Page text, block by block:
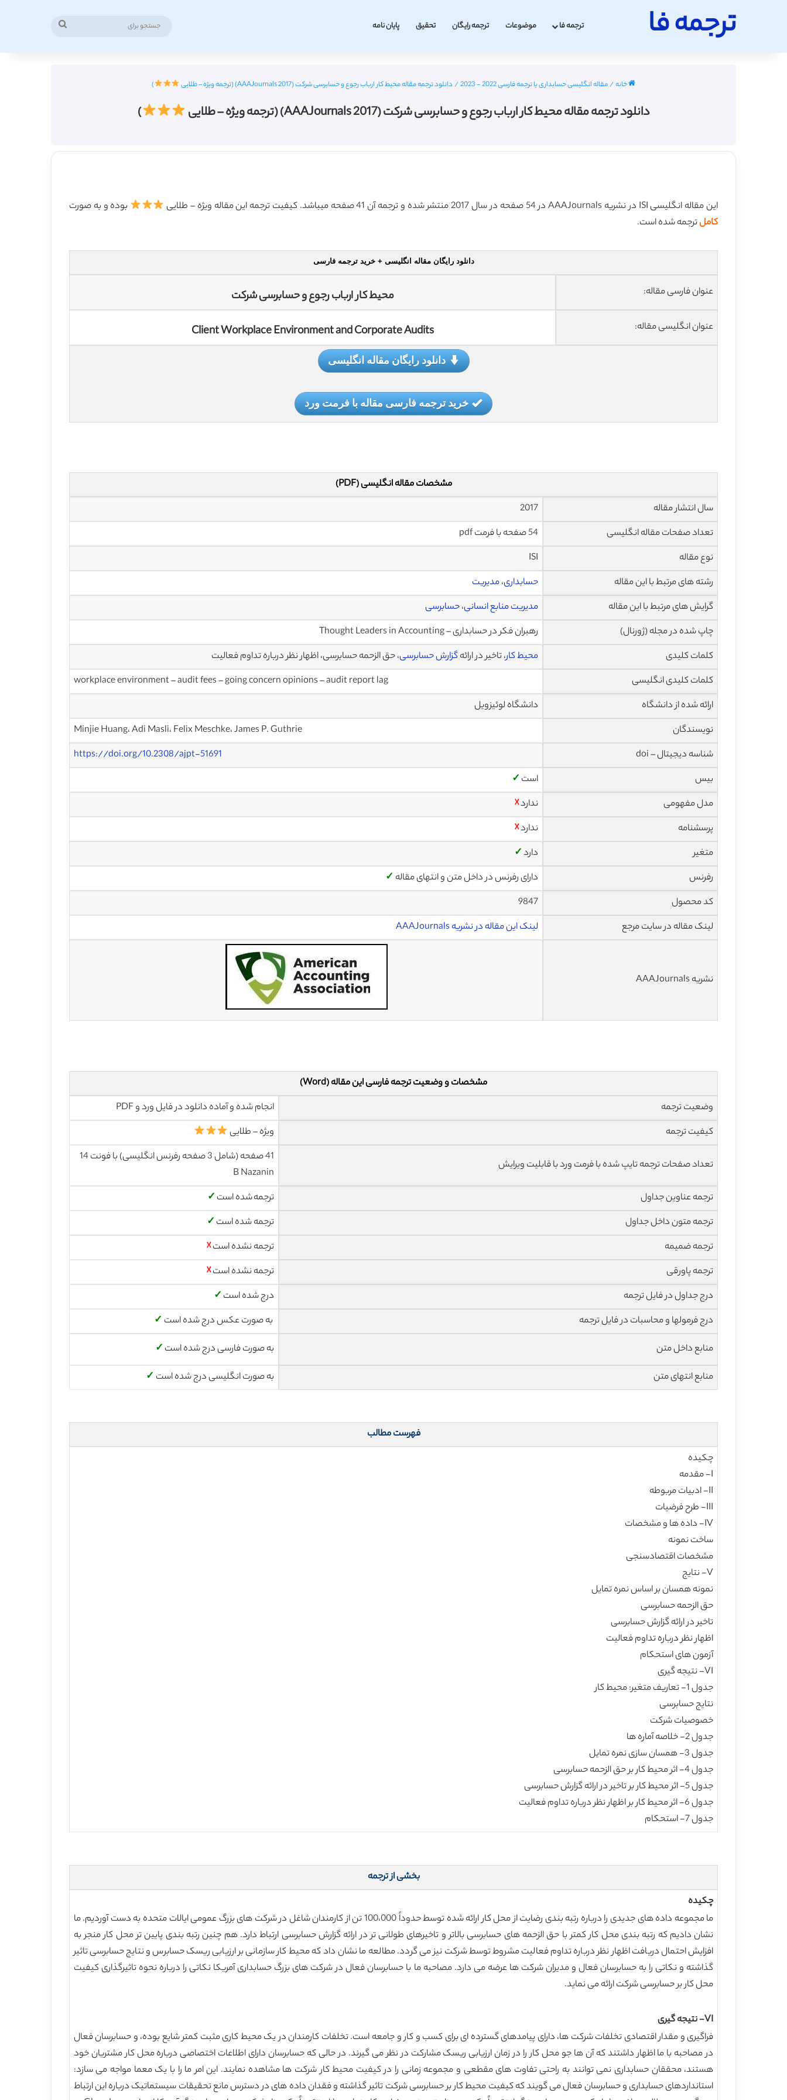
ترجمه فا ترجمه فا موضوعات ترجمه رایگان تحقیق پایان نامه
خانه/مقاله انگلیسی حسابداری با ترجمه فارسی 2022 - 2023 / دانلود ترجمه مقاله محیط کار ارباب رجوع و حسابرسی شرکت (AAAJournals 2017) (ترجمه ویژه – طلایی )
دانلود ترجمه مقاله محیط کار ارباب رجوع و حسابرسی شرکت (AAAJournals 2017) (ترجمه ویژه – طلایی )
این مقاله انگلیسی ISI در نشریه AAAJournals در 54 صفحه در سال 2017 منتشر شده و ترجمه آن 41 صفحه میباشد. کیفیت ترجمه این مقاله ویژه – طلایی
بوده و به صورت
کاملترجمه شده است.
دانلود رایگان مقاله انگلیسی + خرید ترجمه فارسی
عنوان فارسی مقاله: محیط کار ارباب رجوع و حسابرسی شرکت
عنوان انگلیسی مقاله: Client Workplace Environment and Corporate Audits
دانلود رایگان مقاله انگلیسی
خرید ترجمه فارسی مقاله با فرمت ورد
مشخصات مقاله انگلیسی (PDF)
سال انتشار مقاله
2017
تعداد صفحات مقاله انگلیسی
54 صفحه با فرمت pdf
نوع مقاله
ISI
رشته های مرتبط با این مقاله
حسابداری،مدیریت
گرایش های مرتبط با این مقاله
مدیریت منابع انسانی،حسابرسی
چاپ شده در مجله (ژورنال)
رهبران فکر در حسابداری – Thought Leaders in Accounting
کلمات کلیدی
محیط کار، تاخیر در ارائهگزارش حسابرسی، حق الزحمه حسابرسی، اظهار نظر درباره تداوم فعالیت
کلمات کلیدی انگلیسی
workplace environment – audit fees – going concern opinions – audit report lag
ارائه شده از دانشگاه
دانشگاه لوئیزویل
نویسندگان
Minjie Huang، Adi Masli، Felix Meschke، James P. Guthrie
شناسه دیجیتال – doi
https://doi.org/10.2308/ajpt-51691
بیس
است ✓
مدل مفهومی
ندارد☓
پرسشنامه
ندارد☓
متغیر
دارد✓
رفرنس
دارای رفرنس در داخل متن و انتهای مقاله ✓
کد محصول
9847
لینک مقاله در سایت مرجع
لینک این مقاله در نشریه AAAJournals
نشریه AAAJournals
مشخصات و وضعیت ترجمه فارسی این مقاله (Word)
وضعیت ترجمه
انجام شده و آماده دانلود در فایل ورد و PDF
کیفیت ترجمه
ویژه – طلایی
تعداد صفحات ترجمه تایپ شده با فرمت ورد با قابلیت ویرایش
41 صفحه (شامل 3 صفحه رفرنس انگلیسی) با فونت 14
B Nazanin
ترجمه عناوین جداول
ترجمه شده است ✓
ترجمه متون داخل جداول
ترجمه شده است ✓
ترجمه ضمیمه
ترجمه نشده است☓
ترجمه پاورقی
ترجمه نشده است☓
درج جداول در فایل ترجمه
درج شده است ✓
درج فرمولها و محاسبات در فایل ترجمه
به صورت عکس درج شده است ✓
منابع داخل متن
به صورت فارسی درج شده است ✓
منابع انتهای متن
به صورت انگلیسی درج شده است ✓
فهرست مطالب
چکیده
I- مقدمه
II- ادبیات مربوطه
III- طرح فرضیات
IV- داده ها و مشخصات
ساخت نمونه
مشخصات اقتصادسنجی
V- نتایج
نمونه همسان بر اساس نمره تمایل
حق الزحمه حسابرسی
تاخیر در ارائه گزارش حسابرسی
اظهار نظر درباره تداوم فعالیت
آزمون های استحکام
VI- نتیجه گیری
جدول 1- تعاریف متغیر: محیط کار
نتایج حسابرسی
خصوصیات شرکت
جدول 2- خلاصه آماره ها
جدول 3- همسان سازی نمره تمایل
جدول 4- اثر محیط کار بر حق الزحمه حسابرسی
جدول 5- اثر محیط کار بر تاخیر در ارائه گزارش حسابرسی
جدول 6- اثر محیط کار بر اظهار نظر درباره تداوم فعالیت
جدول 7- استحکام
بخشی از ترجمه
چکیده
ما مجموعه داده های جدیدی را درباره رتبه بندی رضایت از محل کار ارائه شده توسط حدوداً 100،000 تن از کارمندان شاغل در شرکت های بزرگ عمومی ایالات متحده به دست آوردیم. ما
نشان دادیم که رتبه بندی محل کار کمتر با حق الزحمه های حسابرسی بالاتر و تاخیرهای طولانی تر در ارائه گزارش حسابرسی ارتباط دارد. هم چنین رتبه بندی پایین تر محل کار منجر به
افزایش احتمال دریافت اظهار نظر درباره تداوم فعالیت مشروط توسط شرکت نیز می گردد. مطالعه ما نشان داد که محیط کار سازمانی بر ارزیابی ریسک حسابرس و نتایج حسابرسی تاثیر
گذاشته و نکاتی را به حسابرسان فعال و مدیران شرکت ها عرضه می دارد. مصاحبه ما با حسابرسان فعال در شرکت های بزرگ حسابداری آمریکا نکاتی را درباره نحوه تاثیرگذاری کیفیت
محل کار بر حسابرسی شرکت ارائه می نماید.
VI- نتیجه گیری
فراگیری و مقدار اقتصادی تخلفات شرکت ها، دارای پیامدهای گسترده ای برای کسب و کار و جامعه است. تخلفات کارمندان در یک محیط کاری مثبت کمتر شایع بوده، و حسابرسان فعال
در مصاحبه با ما اظهار داشتند که آن ها جو محل کار را در زمان ارزیابی ریسک مشارکت در نظر می گیرند. در حالی که حسابرسان دارای اطلاعات اختصاصی درباره محل کار مشتریان خود
هستند، محققان حسابداری نمی توانند به راحتی تفاوت های مقطعی و مجموعه زمانی را در کیفیت محیط کار شرکت ها مشاهده نمایند. این امر ما را با یک معما مواجه می سازد:
استانداردهای حسابداری و حسابرسان فعال می گویند که کیفیت محیط کار بر حسابرسی شرکت تاثیر گذاشته و فقدان داده های در دسترس مانع تحقیقات سیستماتیک درباره این ارتباط